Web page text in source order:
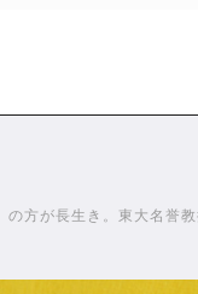
の方が長生き。東大名誉